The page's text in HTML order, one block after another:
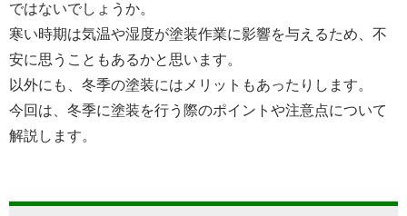
ではないでしょうか。
寒い時期は気温や湿度が塗装作業に影響を与えるため、不
安に思うこともあるかと思います。
以外にも、冬季の塗装にはメリットもあったりします。
今回は、冬季に塗装を行う際のポイントや注意点について
解説します。